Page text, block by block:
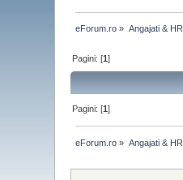
eForum.ro » Angajati & HR
Pagini: [1]
Pagini: [1]
eForum.ro » Angajati & HR